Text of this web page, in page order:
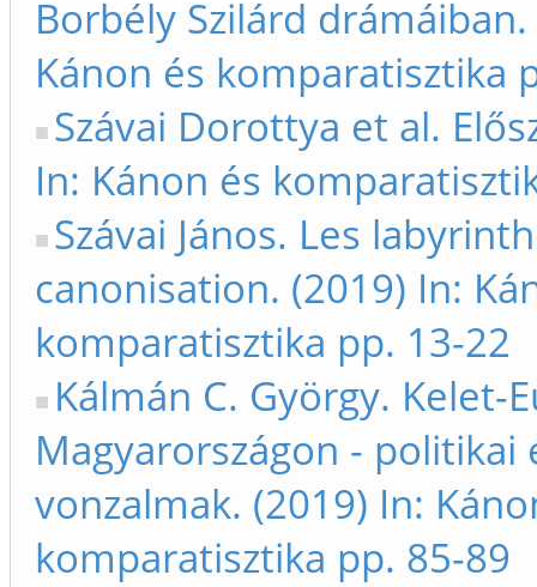
Borbély Szilárd
Kánon és komparatisztika
Szávai Dorottya et al.
In: Kánon és
Szávai János. Les
canonisation. (2019) In:
komparatisztika pp. 13-22
Kálmán C. György. Kelet-
Magyarországon - politikai
vonzalmak. (2019) In:
komparatisztika pp. 85-89